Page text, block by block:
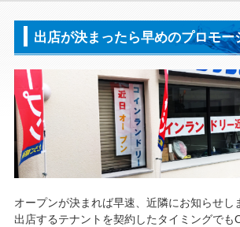
出店が決まったら早めのプロモー
オープンが決まれば早速、近隣にお知らせし
出店するテナントを契約したタイミングでも